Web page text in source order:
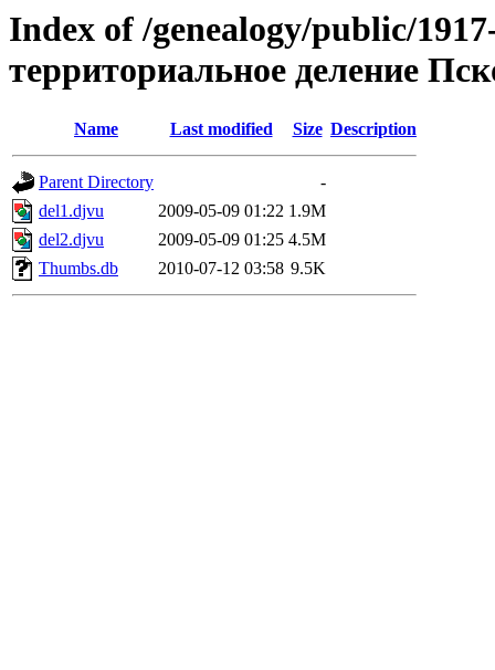
Index of /genealogy/public/
территориальное деление
Name Last modified Size Description
Parent Directory
-
del1.djvu
2009-05-09 01:22 1.9M
del2.djvu
2009-05-09 01:25 4.5M
Thumbs.db
2010-07-12 03:58 9.5K